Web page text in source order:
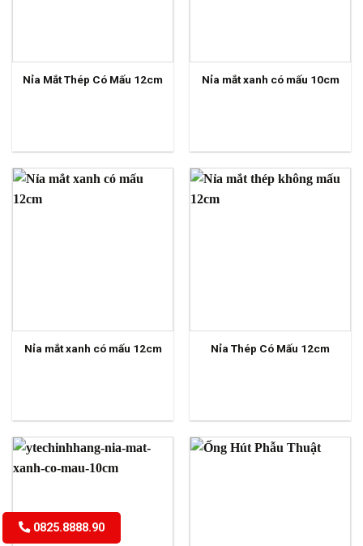
Nỉa Mắt Thép Có Mấu 12cm Nỉa mắt xanh có mấu 10cm
Nỉa mắt xanh có mấu 12cm Nỉa Thép Có Mấu 12cm
0825.8888.90